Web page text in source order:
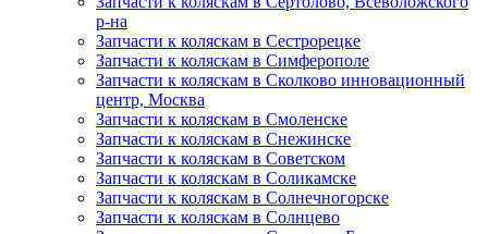
р-на
Запчасти к коляскам в Сестрорецке
Запчасти к коляскам в Симферополе
Запчасти к коляскам в Сколково инновационный
центр, Москва
Запчасти к коляскам в Смоленске
Запчасти к коляскам в Снежинске
Запчасти к коляскам в Советском
Запчасти к коляскам в Соликамске
Запчасти к коляскам в Солнечногорске
Запчасти к коляскам в Солнцево